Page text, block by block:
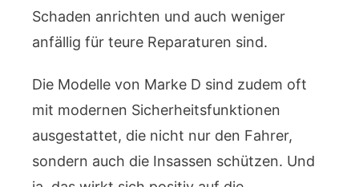
Schaden anrichten und auch weniger
anfällig für teure Reparaturen sind.
Die Modelle von Marke D sind zudem oft
mit modernen Sicherheitsfunktionen
ausgestattet, die nicht nur den Fahrer,
sondern auch die Insassen schützen. Und